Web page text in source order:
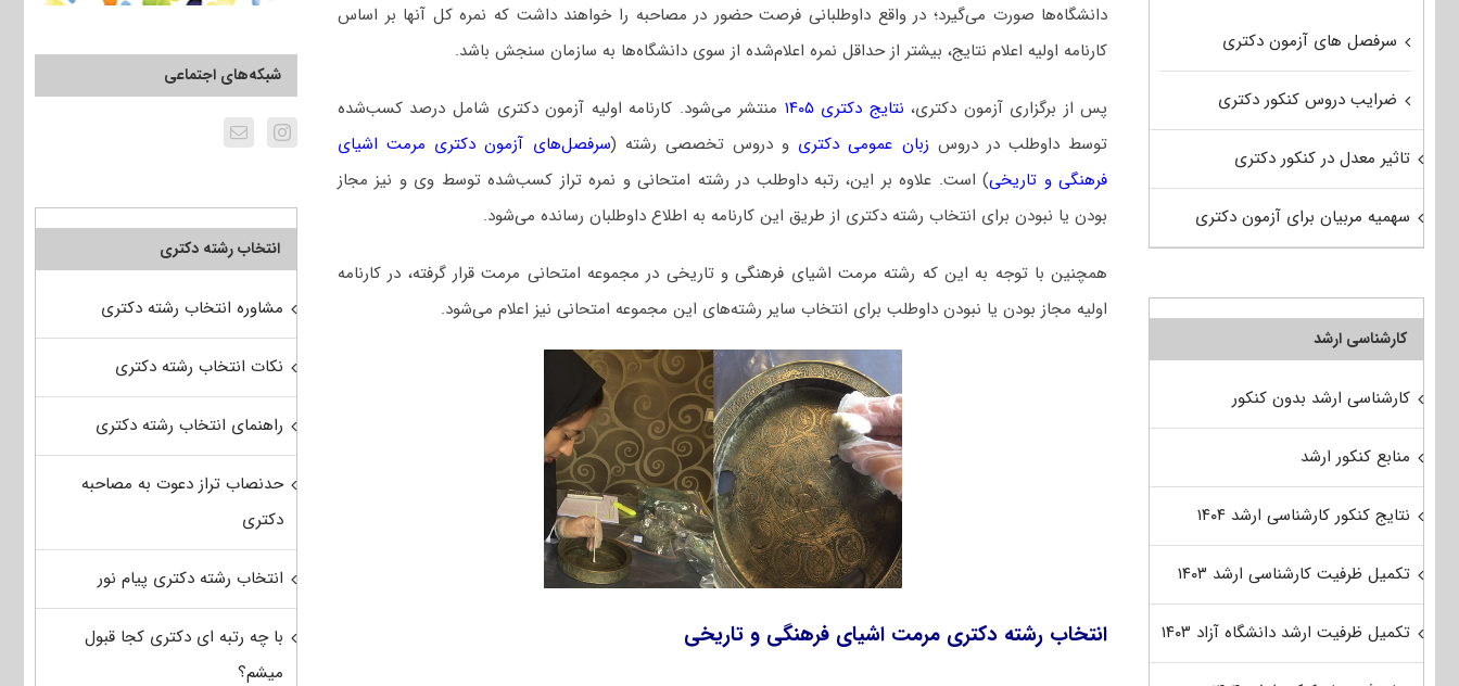
دانشگاه‌ها صورت می‌گیرد؛ در واقع داوطلبانی فرصت حضور در مصاحبه را خواهند داشت که نمره کل آنها بر اساس
کارنامه اولیه اعلام نتایج، بیشتر از حداقل نمره اعلام‌شده از سوی دانشگاه‌ها به سازمان سنجش باشد.
پس از برگزاری آزمون دکتری، نتایج دکتری ۱۴۰۵
منتشر می‌شود. کارنامه اولیه آزمون دکتری شامل درصد کسب‌شده
توسط داوطلب در دروس زبان عمومی دکتری و دروس تخصصی رشته (سرفصل‌های آزمون دکتری مرمت اشیای
فرهنگی و تاریخی) است. علاوه بر این، رتبه داوطلب در رشته امتحانی و نمره تراز کسب‌شده توسط وی و نیز مجاز
بودن یا نبودن برای انتخاب رشته دکتری از طریق این کارنامه به اطلاع داوطلبان رسانده می‌شود.
همچنین با توجه به این که رشته مرمت اشیای فرهنگی و تاریخی در مجموعه امتحانی مرمت قرار گرفته، در کارنامه
اولیه مجاز بودن یا نبودن داوطلب برای انتخاب سایر رشته‌های این مجموعه امتحانی نیز اعلام می‌شود.
انتخاب رشته دکتری مرمت اشیای فرهنگی و تاریخی
شبکه‌های اجتماعی
انتخاب رشته دکتری
مشاوره انتخاب رشته دکتری
نکات انتخاب رشته دکتری
راهنمای انتخاب رشته دکتری
حدنصاب تراز دعوت به مصاحبه
دکتری
انتخاب رشته دکتری پیام نور
با چه رتبه ای دکتری کجا قبول
میشم؟
سرفصل های آزمون دکتری
ضرایب دروس کنکور دکتری
تاثیر معدل در کنکور دکتری
سهمیه مربیان برای آزمون دکتری
کارشناسی ارشد
کارشناسی ارشد بدون کنکور
منابع کنکور ارشد
نتایج کنکور کارشناسی ارشد ۱۴۰۴
تکمیل ظرفیت کارشناسی ارشد ۱۴۰۳
تکمیل ظرفیت ارشد دانشگاه آزاد ۱۴۰۳